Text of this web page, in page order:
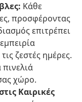
Κάθε
προσφέροντας
επιτρέπει
ζεστές ημέρες.
χώρο.
Καιρικές